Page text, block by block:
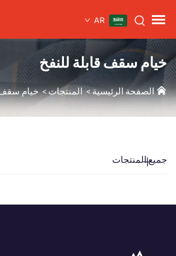
AR
خيام سقف قابلة للنفخ
الصفحة الرئيسية>المنتجات>خيام سقف
جميع المنتجات